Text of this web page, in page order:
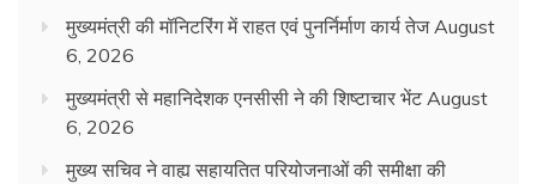
मुख्यमंत्री की मॉनिटरिंग में राहत एवं पुनर्निर्माण कार्य तेज August
6, 2026
मुख्यमंत्री से महानिदेशक एनसीसी ने की शिष्टाचार भेंट August
6, 2026
मुख्य सचिव ने वाह्य सहायतित परियोजनाओं की समीक्षा की